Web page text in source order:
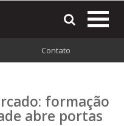
Contato
formação
abre portas